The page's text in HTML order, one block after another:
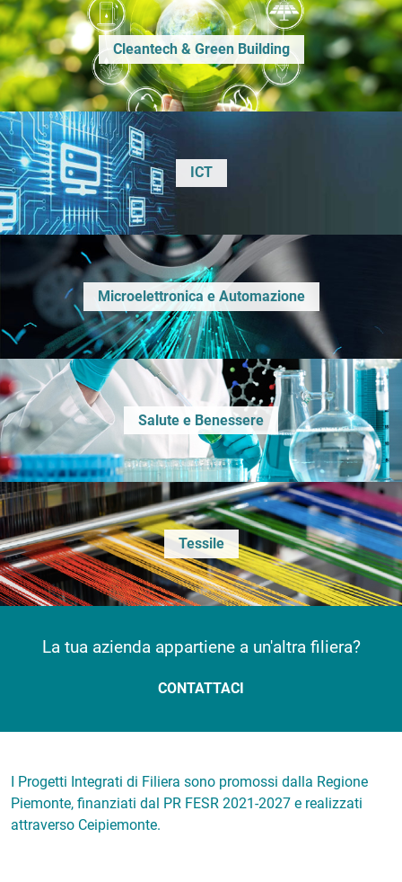
Cleantech & Green Building
ICT
Microelettronica e Automazione
Salute e Benessere
Tessile
La tua azienda appartiene a un'altra filiera?
CONTATTACI
I Progetti Integrati di Filiera sono promossi dalla Regione
Piemonte, finanziati dal PR FESR 2021-2027 e realizzati
attraverso Ceipiemonte.